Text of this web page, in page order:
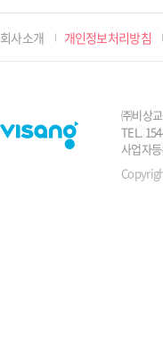
회사소개 개인정보처리방침
㈜비상
TEL.
사업자